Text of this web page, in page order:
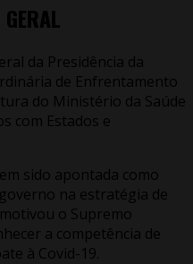
da Presidência da
de Enfrentamento
do Ministério da Saúde
com Estados e
sido apontada como
na estratégia de
o Supremo
a competência de
à Covid-19.